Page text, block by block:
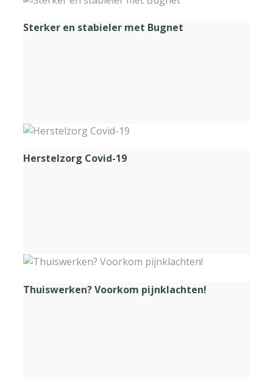
Sterker en stabieler met Bugnet
Herstelzorg Covid-19
Thuiswerken? Voorkom pijnklachten!